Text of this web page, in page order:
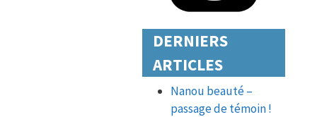
DERNIERS
ARTICLES
Nanou beauté –
passage de témoin !